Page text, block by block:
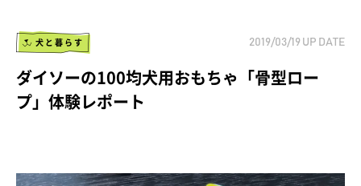
犬と暮らす 2019/03/19 UP DATE
ダイソーの100均犬用おもちゃ「骨型ロー
プ」体験レポート